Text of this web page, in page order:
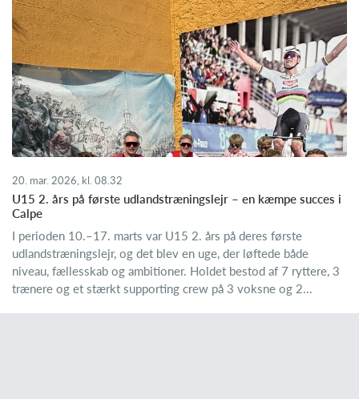
20. mar. 2026, kl. 08.32
U15 2. års på første udlandstræningslejr – en kæmpe succes i
Calpe
I perioden 10.–17. marts var U15 2. års på deres første
udlandstræningslejr, og det blev en uge, der løftede både
niveau, fællesskab og ambitioner. Holdet bestod af 7 ryttere, 3
trænere og et stærkt supporting crew på 3 voksne og 2...